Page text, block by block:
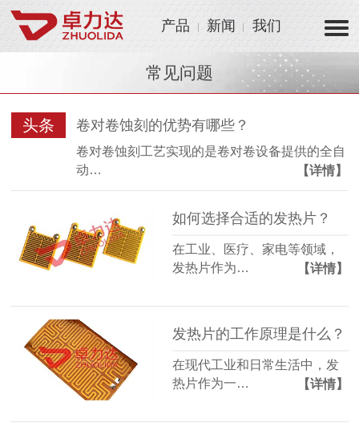
产品 新闻 我们
常见问题
头条 卷对卷蚀刻的优势有哪些？
卷对卷蚀刻工艺实现的是卷对卷设备提供的全自
动…
【详情】
如何选择合适的发热片？
在工业、医疗、家电等领域，
发热片作为…
【详情】
发热片的工作原理是什么？
在现代工业和日常生活中，发
热片作为一…
【详情】